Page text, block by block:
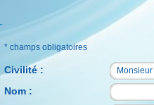
* champs obligatoires
Civilité : Monsieur
Monsieur
Nom :